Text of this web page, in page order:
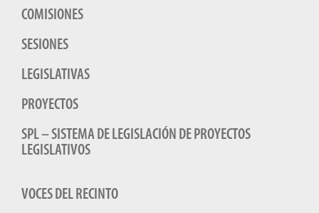
COMISIONES
SESIONES
LEGISLATIVAS
PROYECTOS
SPL – SISTEMA DE LEGISLACIÓN DE PROYECTOS
LEGISLATIVOS
VOCES DEL RECINTO